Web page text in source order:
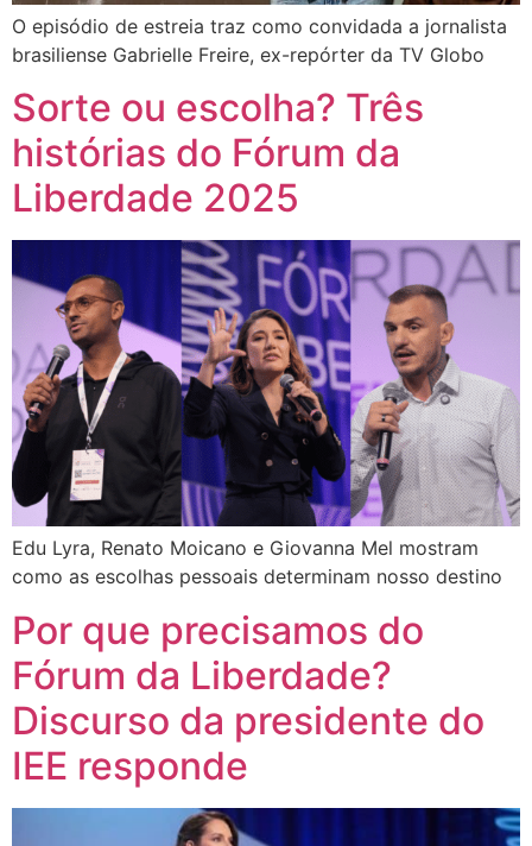
O episódio de estreia traz como convidada a jornalista
brasiliense Gabrielle Freire, ex-repórter da TV Globo
Sorte ou escolha? Três
histórias do Fórum da
Liberdade 2025
Edu Lyra, Renato Moicano e Giovanna Mel mostram
como as escolhas pessoais determinam nosso destino
Por que precisamos do
Fórum da Liberdade?
Discurso da presidente do
IEE responde